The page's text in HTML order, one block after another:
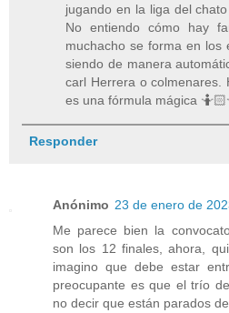
jugando en la liga del
No entiendo cómo hay
muchacho se forma en los
siendo de manera
carl Herrera o colmenares.
es una fórmula mágica
Responder
Anónimo 23 de enero de
Me parece bien la
son los 12 finales, ahora,
imagino que debe estar
preocupante es que el trío
no decir que están parados